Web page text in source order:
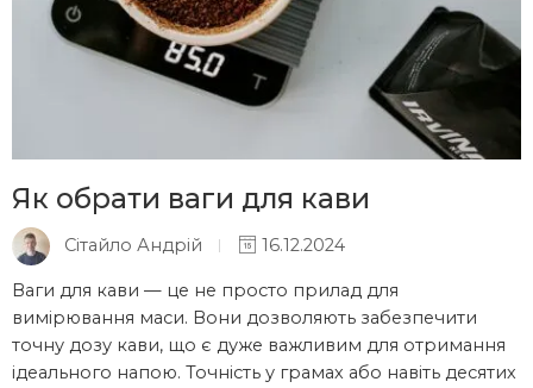
Як обрати ваги для кави
Сітайло Андрій 16.12.2024
Ваги для кави — це не просто прилад для
вимірювання маси. Вони дозволяють забезпечити
точну дозу кави, що є дуже важливим для отримання
ідеального напою. Точність у грамах або навіть десятих